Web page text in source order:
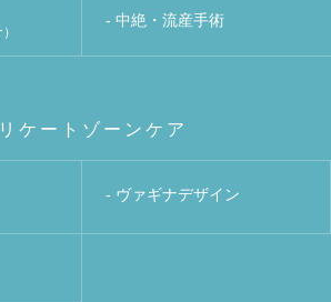
- 中絶・流産手術
ケートゾーンケア
- ヴァギナデザイン